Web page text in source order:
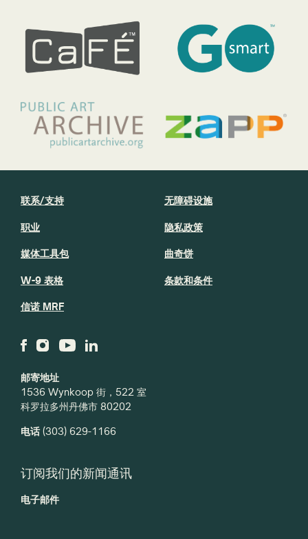
邮寄地址
1536 Wynkoop 街，522 室
科罗拉多州丹佛市 80202
电话(303) 629-1166
联系/支持
职业
媒体工具包
W-9 表格
信诺 MRF
无障碍设施
隐私政策
曲奇饼
条款和条件
订阅我们的新闻通讯
电子邮件